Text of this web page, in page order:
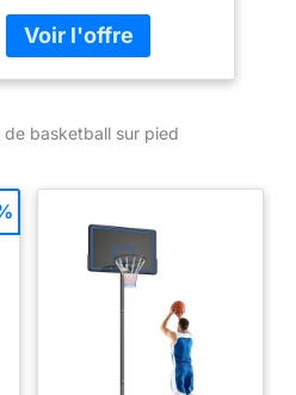
professionnelle Base
robuste et facile a
transporter Hauteur de
toutes saisons
de basketball sur pied